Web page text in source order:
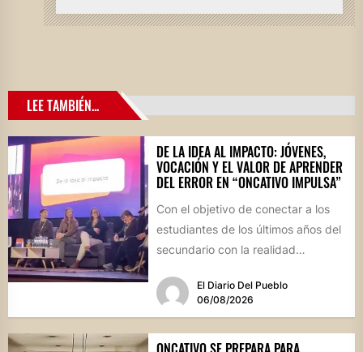
LEE TAMBIÉN...
DE LA IDEA AL IMPACTO: JÓVENES,
VOCACIÓN Y EL VALOR DE APRENDER
DEL ERROR EN “ONCATIVO IMPULSA”
Con el objetivo de conectar a los
estudiantes de los últimos años del
secundario con la realidad
El Diario Del Pueblo
06/08/2026